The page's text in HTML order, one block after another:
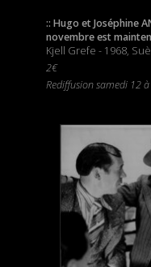
:: Hugo et Joséphine
novembre est
Kjell Grefe - 1968,
2€
Rediffusion samedi 12